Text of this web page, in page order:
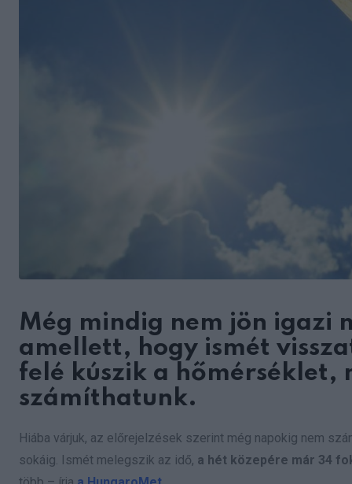
Még mindig nem jön igazi
amellett, hogy ismét
felé kúszik a hőmérséklet,
számíthatunk.
Hiába várjuk, az előrejelzések szerint még napokig nem
sokáig. Ismét melegszik az idő, a hét közepére már 34